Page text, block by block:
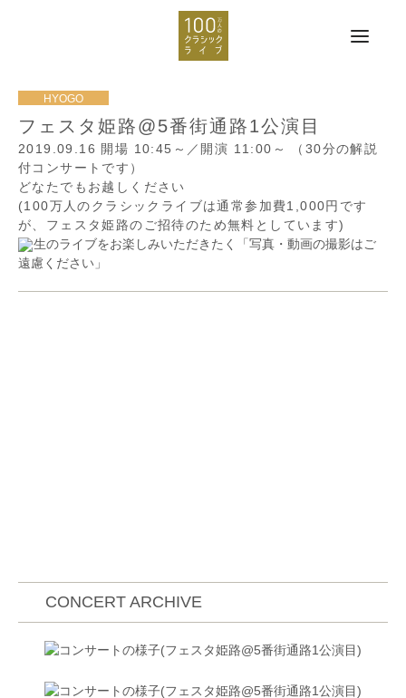
フェスタ姫路@5番街通路1公演目
2019.09.16 開場 10:45～／開演 11:00～
（30分の解説
付コンサートです）
どなたでもお越しください
(100万人のクラシックライブは通常参加費1,000円です
が、フェスタ姫路のご招待のため無料としています)
生のライブをお楽しみいただきたく「写真・動画の撮影はご
遠慮ください」
CONCERT ARCHIVE